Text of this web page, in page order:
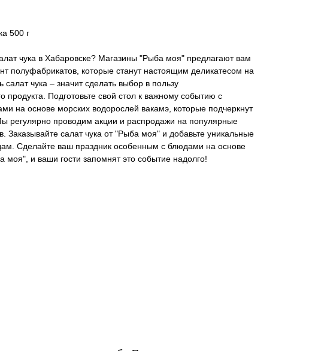
500 г
чука в Хабаровске? Магазины "Рыба моя" предлагают вам
полуфабрикатов, которые станут настоящим деликатесом на
салат чука – значит сделать выбор в пользу
продукта. Подготовьте свой стол к важному событию с
на основе морских водорослей вакамэ, которые подчеркнут
регулярно проводим акции и распродажи на популярные
Заказывайте салат чука от "Рыба моя" и добавьте уникальные
Сделайте ваш праздник особенным с блюдами на основе
моя", и ваши гости запомнят это событие надолго!